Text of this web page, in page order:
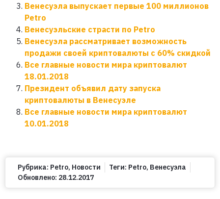
Венесуэла выпускает первые 100 миллионов
Petro
Венесуэльские страсти по Petro
Венесуэла рассматривает возможность
продажи своей криптовалюты с 60% скидкой
Все главные новости мира криптовалют
18.01.2018
Президент объявил дату запуска
криптовалюты в Венесуэле
Все главные новости мира криптовалют
10.01.2018
Рубрика: Petro, Новости Теги: Petro, Венесуэла
Обновлено: 28.12.2017